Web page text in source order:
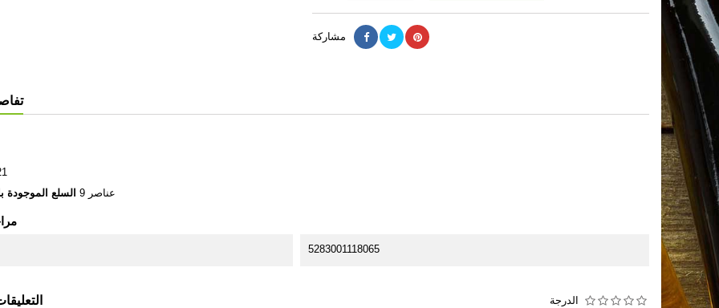
مشاركة
السلع الموجودة
9 عناصر
5283001118065
الدرجة